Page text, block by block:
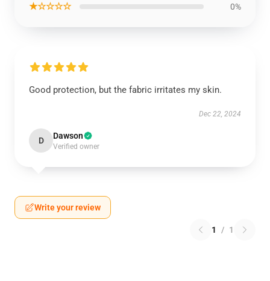
★☆☆☆☆ 0%
Good protection, but the fabric irritates my skin.
Dec 22, 2024
D Dawson
Verified owner
Write your review
1 / 1